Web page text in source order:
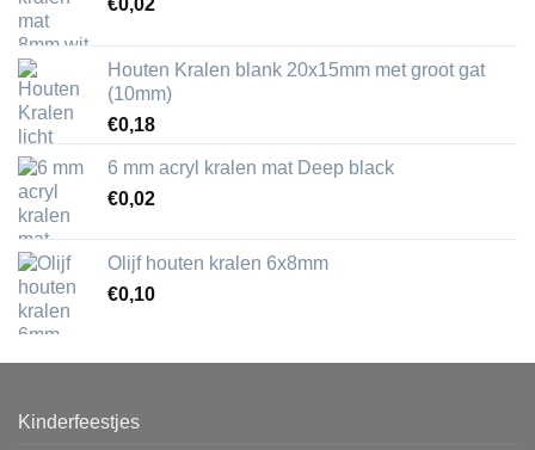
€0,02
Houten Kralen blank 20x15mm met groot gat
(10mm)
€0,18
6 mm acryl kralen mat Deep black
€0,02
Olijf houten kralen 6x8mm
€0,10
Kinderfeestjes